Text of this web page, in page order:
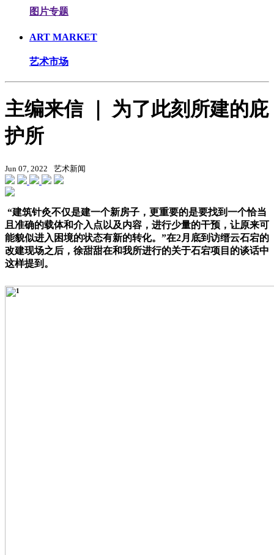
图片专题
ART MARKET
艺术市场
主编来信 ｜ 为了此刻所建的庇
护所
Jun 07, 2022 艺术新闻
“建筑针灸不仅是建一个新房子，更重要的是要找到一个恰当
且准确的载体和介入点以及内容，进行少量的干预，让原来可
能貌似进入困境的状态有新的转化。”在2月底到访缙云石宕的
改建现场之后，徐甜甜在和我所进行的关于石宕项目的谈话中
这样提到。